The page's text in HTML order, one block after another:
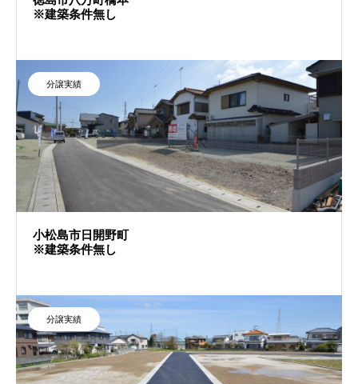
※建築条件無し
分譲実績
小松島市日開野町
※建築条件無し
分譲実績